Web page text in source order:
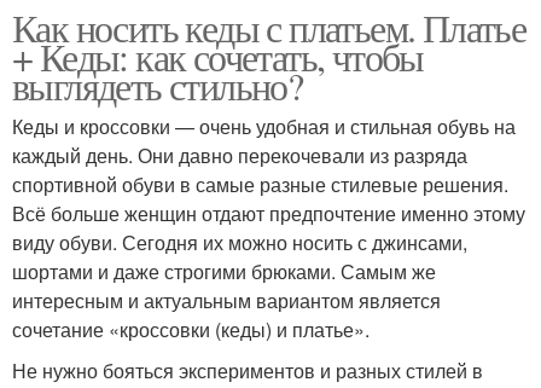
Как носить кеды с платьем. Платье
+ Кеды: как сочетать, чтобы
выглядеть стильно?
Кеды и кроссовки — очень удобная и стильная обувь на
каждый день. Они давно перекочевали из разряда
спортивной обуви в самые разные стилевые решения.
Всё больше женщин отдают предпочтение именно этому
виду обуви. Сегодня их можно носить с джинсами,
шортами и даже строгими брюками. Самым же
интересным и актуальным вариантом является
сочетание «кроссовки (кеды) и платье».
Не нужно бояться экспериментов и разных стилей в